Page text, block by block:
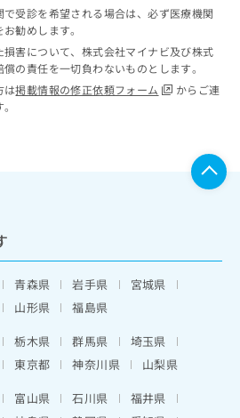
受診を希望される場合は、必ず医療機関
勧めします。
害について、株式会社マイナビ及び株式
の責任を一切負わないものとします。
は掲載情報の修正依頼フォーム
からご連
青森県 岩手県
宮城県
山形県
福島県
栃木県 群馬県
埼玉県
東京都 神奈川県
山梨県
富山県 石川県
福井県